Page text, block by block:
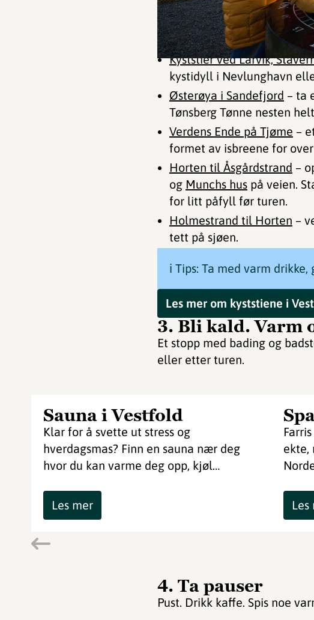
Kyststier ved Larvik,
kystidyll i Nevlunghavn
Østerøya i Sandefjord – ta
Tønsberg Tønne nesten
Verdens Ende på Tjøme –
formet av isbreene for
Horten til Åsgårdstrand –
og Munchs hus på veien.
for litt påfyll før turen.
Holmestrand til Horten –
tett på sjøen.
ℹ️ Tips: Ta med varm
Les mer om kyststiene i
3. Bli kald. Varm
Et stopp med bading og
eller etter turen.
Sauna i Vestfold
Klar for å svette ut stress og
hverdagsmas? Finn en sauna nær deg
hvor du kan varme deg opp, kjøl…
Les mer
ekte,
Les
4. Ta pauser
Pust. Drikk kaffe. Spis noe